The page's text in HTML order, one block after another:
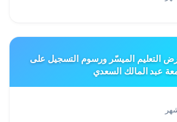
التعليم الميسّر ورسوم التسجيل على
عبد المالك السعدي